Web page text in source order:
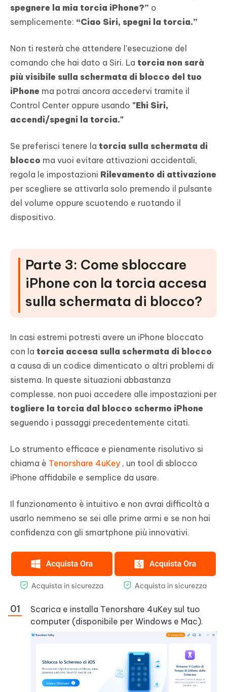
spegnere la mia torcia iPhone?” o
semplicemente: “Ciao Siri, spegni la torcia.”
Non ti resterà che attendere l'esecuzione del
comando che hai dato a Siri. La torcia non sarà
più visibile sulla schermata di blocco del tuo
iPhone ma potrai ancora accedervi tramite il
Control Center oppure usando "Ehi Siri,
accendi/spegni la torcia."
Se preferisci tenere la torcia sulla schermata di
blocco ma vuoi evitare attivazioni accidentali,
regola le impostazioni Rilevamento di attivazione
per scegliere se attivarla solo premendo il pulsante
del volume oppure scuotendo e ruotando il
dispositivo.
Parte 3: Come sbloccare
iPhone con la torcia accesa
sulla schermata di blocco?
In casi estremi potresti avere un iPhone bloccato
con la torcia accesa sulla schermata di blocco
a causa di un codice dimenticato o altri problemi di
sistema. In queste situazioni abbastanza
complesse, non puoi accedere alle impostazioni per
togliere la torcia dal blocco schermo iPhone
seguendo i passaggi precedentemente citati.
Lo strumento efficace e pienamente risolutivo si
chiama è Tenorshare 4uKey , un tool di sblocco
iPhone affidabile e semplice da usare.
Il funzionamento è intuitivo e non avrai difficoltà a
usarlo nemmeno se sei alle prime armi e se non hai
confidenza con gli smartphone più innovativi.
Scarica e installa Tenorshare 4uKey sul tuo
computer (disponibile per Windows e Mac).